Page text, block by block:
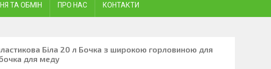
ТА ОБМІН ПРО НАС КОНТАКТИ
Біла 20 л Бочка з широкою горловиною для
для меду